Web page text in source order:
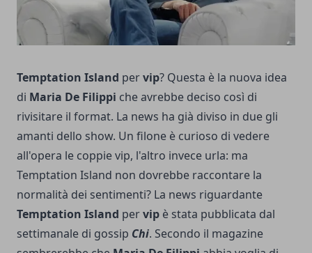
Temptation Island pervip? Questa è la nuova idea
di Maria De Filippi che avrebbe deciso così di
rivisitare il format. La news ha già diviso in due gli
amanti dello show. Un filone è curioso di vedere
all'opera le coppie vip, l'altro invece urla: ma
Temptation Island non dovrebbe raccontare la
normalità dei sentimenti? La news riguardante
Temptation Island pervip è stata pubblicata dal
settimanale di gossip Chi. Secondo il magazine